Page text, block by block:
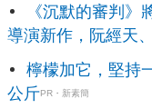
《沉默的審判》
導演新作，阮經天
檸檬加它，堅持
公斤PR・新素簡